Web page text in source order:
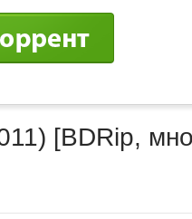
[BDRip,